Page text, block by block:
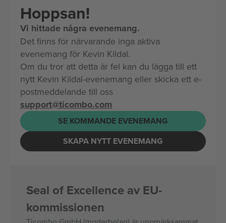
Hoppsan!
Vi hittade några evenemang.
Det finns för närvarande inga aktiva
evenemang för Kevin Kildal.
Om du tror att detta är fel kan du lägga till ett
nytt Kevin Kildal-evenemang eller skicka ett e-
postmeddelande till oss
support@ticombo.com
SE KOMMANDE EVENEMANG
SKAPA NYTT EVENEMANG
Seal of Excellence av EU-
kommissionen